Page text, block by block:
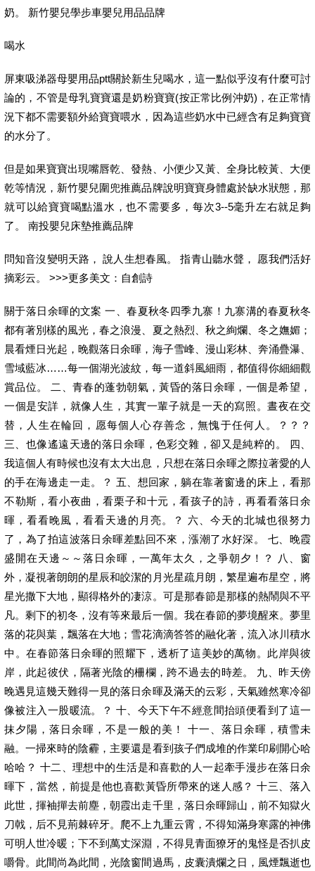
奶。 新竹嬰兒學步車嬰兒用品品牌
喝水
屏東吸涕器母嬰用品ptt關於新生兒喝水，這一點似乎沒有什麼可討
論的，不管是母乳寶寶還是奶粉寶寶(按正常比例沖奶)，在正常情
況下都不需要額外給寶寶喂水，因為這些奶水中已經含有足夠寶寶
的水分了。
但是如果寶寶出現嘴唇乾、發熱、小便少又黃、全身比較黃、大便
乾等情況，新竹嬰兒圍兜推薦品牌說明寶寶身體處於缺水狀態，那
就可以給寶寶喝點溫水，也不需要多，每次3--5毫升左右就足夠
了。 南投嬰兒床墊推薦品牌
問知音沒變明天路， 說人生想春風。 指青山聽水聲， 愿我們活好
摘彩云。 >>>更多美文：自創詩
關于落日余暉的文案 一、春夏秋冬四季九寨！九寨溝的春夏秋冬
都有著別樣的風光，春之浪漫、夏之熱烈、秋之絢爛、冬之嫵媚；
晨看煙日光起，晚觀落日余暉，海子雪峰、漫山彩林、奔涌疊瀑、
雪域藍冰……每一個湖光波紋，每一道斜風細雨，都值得你細細觀
賞品位。 二、青春的蓬勃朝氣，黃昏的落日余暉，一個是希望，
一個是安詳，就像人生，其實一輩子就是一天的寫照。晝夜在交
替，人生在輪回，愿每個人心存善念，無愧于任何人。？？？
三、也像遙遠天邊的落日余暉，色彩交雜，卻又是純粹的。 四、
我這個人有時候也沒有太大出息，只想在落日余暉之際拉著愛的人
的手在海邊走一走。？ 五、想回家，躺在靠著窗邊的床上，看那
不勒斯，看小夜曲，看栗子和十元，看孩子的詩，再看看落日余
暉，看看晚風，看看天邊的月亮。？ 六、今天的北城也很努力
了，為了拍這波落日余暉差點回不來，漲潮了水好深。 七、晚霞
盛開在天邊～～落日余暉，一萬年太久，之爭朝夕！？ 八、窗
外，凝視著朗朗的星辰和皎潔的月光星疏月朗，繁星遍布星空，將
星光撒下大地，顯得格外的凄涼。可是那春節是那樣的熱鬧與不平
凡。剩下的初冬，沒有等來最后一個。我在春節的夢境醒來。夢里
落的花與葉，飄落在大地；雪花滴滴答答的融化著，流入冰川積水
中。在春節落日余暉的照耀下，透析了這美妙的萬物。此岸與彼
岸，此起彼伏，隔著光陰的柵欄，跨不過去的時差。 九、昨天傍
晚遇見這幾天難得一見的落日余暉及滿天的云彩，天氣雖然寒冷卻
像被注入一股暖流。？ 十、今天下午不經意間抬頭便看到了這一
抹夕陽，落日余暉，不是一般的美！ 十一、落日余暉，積雪未
融。一掃來時的陰霾，主要還是看到孩子們成堆的作業印刷開心哈
哈哈？ 十二、理想中的生活是和喜歡的人一起牽手漫步在落日余
暉下，當然，前提是他也喜歡黃昏所帶來的迷人感？ 十三、落入
此世，揮袖撣去前塵，朝霞出走千里，落日余暉歸山，前不知獄火
刀戟，后不見荊棘碎牙。爬不上九重云霄，不得知滿身寒露的神佛
可明人世冷暖；下不到萬丈深淵，不得見青面獠牙的鬼怪是否扒皮
嚼骨。此間尚為此間，光陰窗間過馬，皮囊潰爛之日，風煙飄逝也